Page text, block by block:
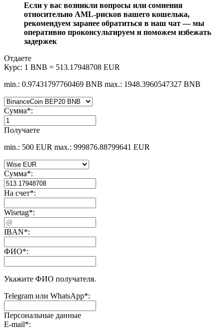
Если у вас возникли вопросы или сомнения
относительно AML-рисков вашего кошелька,
рекомендуем заранее обратиться в наш чат — мы
оперативно проконсультируем и поможем избежать
задержек
Отдаете
Курс: 1 BNB = 513.17948708 EUR
min.: 0.97431797760469 BNB max.: 1948.3960547327 BNB
Сумма*:
Получаете
min.: 500 EUR max.: 999876.88799641 EUR
Сумма*:
На счет*:
Wisetag*:
IBAN*:
ФИО*:
Укажите ФИО получателя.
Telegram или WhatsApp*:
Персональные данные
E-mail*: